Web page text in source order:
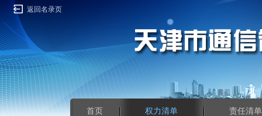
返回名录页
首页 权力清单 责任清单